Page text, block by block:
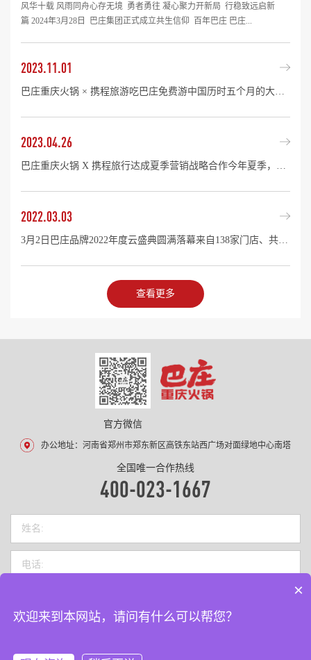
风华十载 风雨同舟心存无境 勇者勇往 凝心聚力开新局 行稳致远启新
篇 2024年3月28日 巴庄集团正式成立共生信仰 百年巴庄 巴庄...
2023.11.01
2023.04.26
2022.03.03
查看更多
官方微信
办公地址：河南省郑州市郑东新区高铁东站西广场对面绿地中心南塔
全国唯一合作热线
400-023-1667
×
欢迎来到本网站，请问有什么可以帮您？